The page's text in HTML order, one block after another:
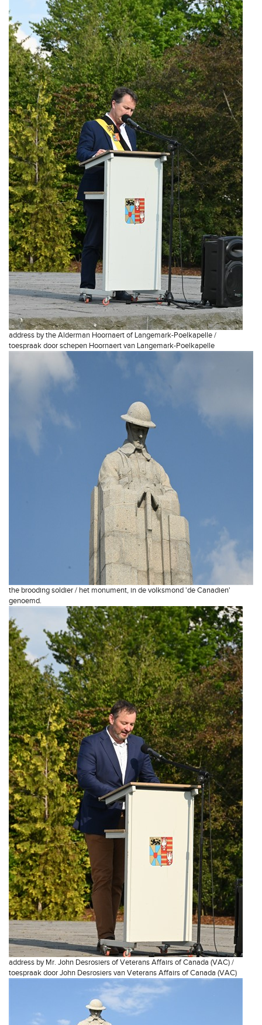
address by the Alderman Hoornaert of Langemark-Poelkapelle /
toespraak door schepen Hoornaert van Langemark-Poelkapelle
the brooding soldier / het monument, in de volksmond 'de Canadien'
genoemd.
address by Mr. John Desrosiers of Veterans Affairs of Canada (VAC) /
toespraak door John Desrosiers van Veterans Affairs of Canada (VAC)